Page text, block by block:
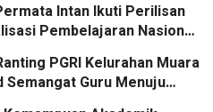
Intan Ikuti Perilisan
Pembelajaran Nasional
PGRI Kelurahan Muara
Semangat Guru Menuju